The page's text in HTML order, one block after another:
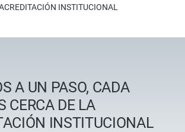
INSTITUCIONAL
A UN PASO, CADA
CERCA DE LA
INSTITUCIONAL